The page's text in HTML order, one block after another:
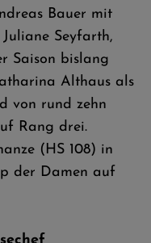
Bauer mit
Seyfarth,
Saison bislang
Althaus als
von rund zehn
Rang drei.
(HS 108) in
der Damen auf